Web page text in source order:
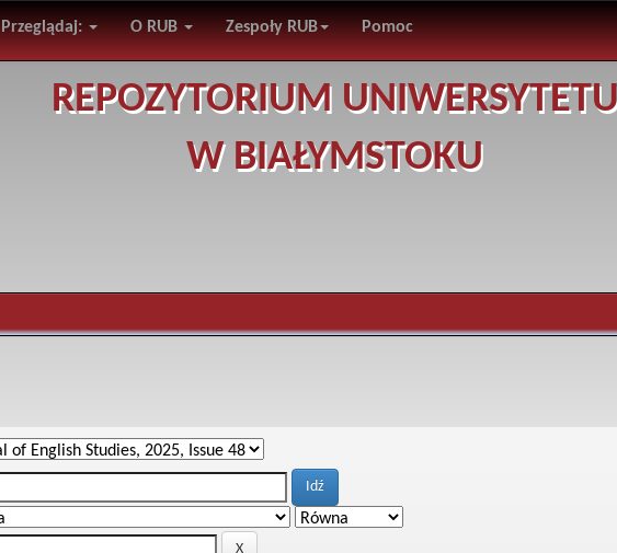
Przeglądaj: O RUB Zespoły RUB Pomoc
REPOZYTORIUM
W BIAŁYMSTOKU